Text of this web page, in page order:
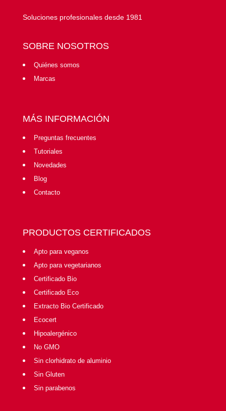
Soluciones profesionales desde 1981
SOBRE NOSOTROS
Quiénes somos
Marcas
MÁS INFORMACIÓN
Preguntas frecuentes
Tutoriales
Novedades
Blog
Contacto
PRODUCTOS CERTIFICADOS
Apto para veganos
Apto para vegetarianos
Certificado Bio
Certificado Eco
Extracto Bio Certificado
Ecocert
Hipoalergénico
No GMO
Sin clorhidrato de aluminio
Sin Gluten
Sin parabenos